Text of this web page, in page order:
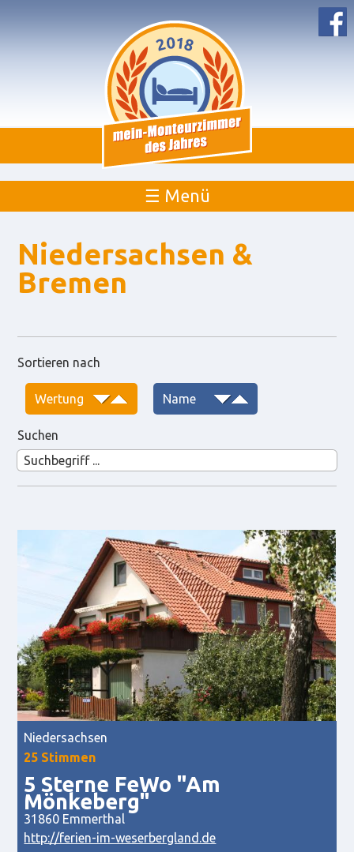
☰ Menü
Niedersachsen &
Bremen
Sortieren nach
Suchen
Niedersachsen
25 Stimmen
5 Sterne FeWo "Am
Mönkeberg"
31860 Emmerthal
http://ferien-im-weserbergland.de